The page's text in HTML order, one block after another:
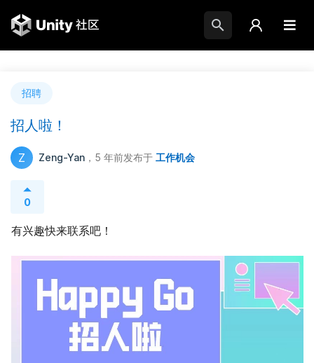
招聘
招人啦！
Z Zeng-Yan ，5 年前发布于 工作机会
0
有兴趣快来联系吧！